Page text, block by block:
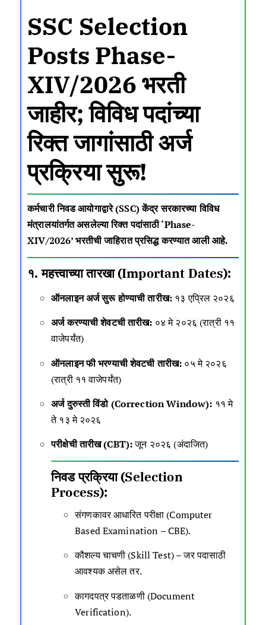
SSC Selection
Posts Phase-
XIV/2026 भरती
जाहीर; विविध पदांच्या
रिक्त जागांसाठी अर्ज
प्रक्रिया सुरू!
कर्मचारी निवड आयोगाद्वारे (SSC) केंद्र सरकारच्या विविध
मंत्रालयांतर्गत असलेल्या रिक्त पदांसाठी ‘Phase-
XIV/2026’ भरतीची जाहिरात प्रसिद्ध करण्यात आली आहे.
१. महत्त्वाच्या तारखा (Important Dates):
ऑनलाइन अर्ज सुरू होण्याची तारीख: १३ एप्रिल २०२६
अर्ज करण्याची शेवटची तारीख: ०४ मे २०२६ (रात्री ११
वाजेपर्यंत)
ऑनलाइन फी भरण्याची शेवटची तारीख: ०५ मे २०२६
(रात्री ११ वाजेपर्यंत)
अर्ज दुरुस्ती विंडो (Correction Window): ११ मे
ते १३ मे २०२६
परीक्षेची तारीख (CBT):जून २०२६ (अंदाजित)
निवड प्रक्रिया (Selection
Process):
संगणकावर आधारित परीक्षा (Computer
Based Examination – CBE).
कौशल्य चाचणी (Skill Test) – जर पदासाठी
आवश्यक असेल तर.
कागदपत्र पडताळणी (Document
Verification).